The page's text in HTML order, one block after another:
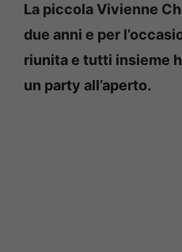
La piccola Vivienne
due anni e per
riunita e tutti insieme
un party all’aperto.